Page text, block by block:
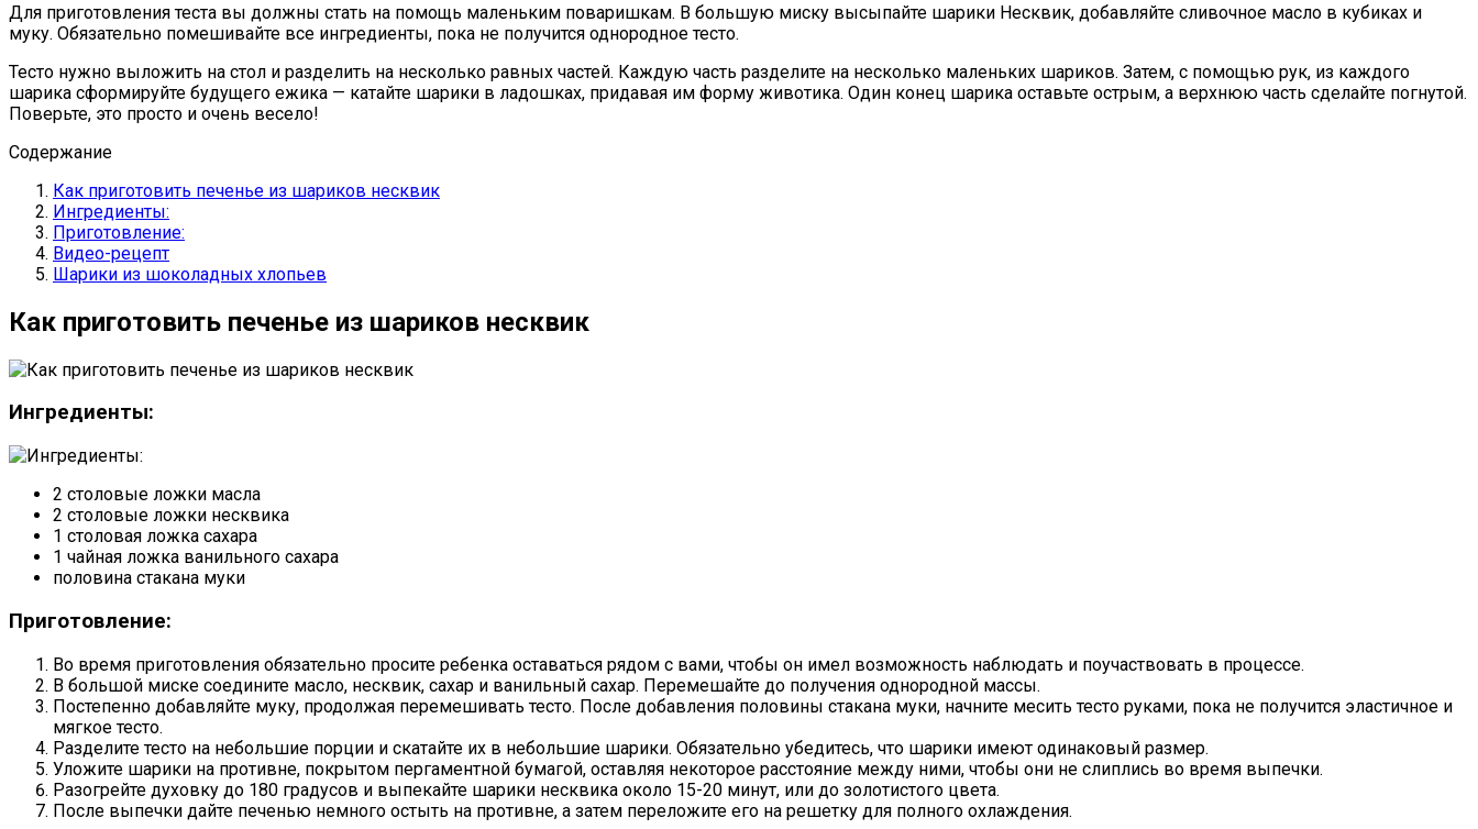
Для приготовления теста вы должны стать на помощь маленьким поваришкам. В большую миску высыпайте шарики Несквик, добавляйте сливочное масло в кубиках и
муку. Обязательно помешивайте все ингредиенты, пока не получится однородное тесто.
Тесто нужно выложить на стол и разделить на несколько равных частей. Каждую часть разделите на несколько маленьких шариков. Затем, с помощью рук, из каждого
шарика сформируйте будущего ежика — катайте шарики в ладошках, придавая им форму животика. Один конец шарика оставьте острым, а верхнюю часть сделайте погнутой.
Поверьте, это просто и очень весело!
Содержание
Как приготовить печенье из шариков несквик
Ингредиенты:
Приготовление:
Видео-рецепт
Шарики из шоколадных хлопьев
Как приготовить печенье из шариков несквик
Ингредиенты:
2 столовые ложки масла
2 столовые ложки несквика
1 столовая ложка сахара
1 чайная ложка ванильного сахара
половина стакана муки
Приготовление:
Во время приготовления обязательно просите ребенка оставаться рядом с вами, чтобы он имел возможность наблюдать и поучаствовать в процессе.
В большой миске соедините масло, несквик, сахар и ванильный сахар. Перемешайте до получения однородной массы.
Постепенно добавляйте муку, продолжая перемешивать тесто. После добавления половины стакана муки, начните месить тесто руками, пока не получится эластичное и
мягкое тесто.
Разделите тесто на небольшие порции и скатайте их в небольшие шарики. Обязательно убедитесь, что шарики имеют одинаковый размер.
Уложите шарики на противне, покрытом пергаментной бумагой, оставляя некоторое расстояние между ними, чтобы они не слиплись во время выпечки.
Разогрейте духовку до 180 градусов и выпекайте шарики несквика около 15-20 минут, или до золотистого цвета.
После выпечки дайте печенью немного остыть на противне, а затем переложите его на решетку для полного охлаждения.